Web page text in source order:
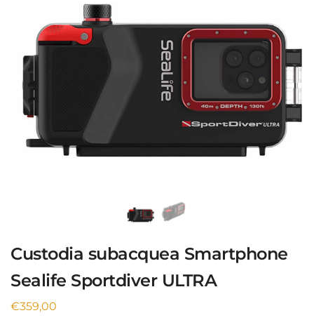
Custodia subacquea Smartphone
Sealife Sportdiver ULTRA
€359,00